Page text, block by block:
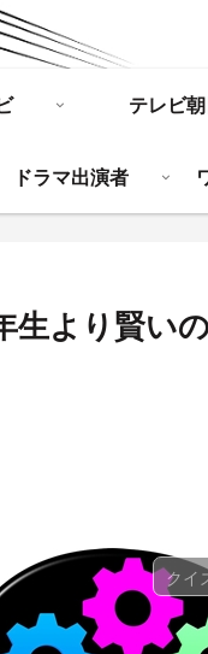
テレビ
ドラマ出演者
生より賢い
クイ